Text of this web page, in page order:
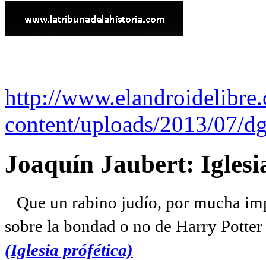
http://
content/uploads/2013/07/
Joaquín Jaubert:
Que un rabino judío, por mucha
sobre la bondad o no de Harry
(Iglesia prófética)